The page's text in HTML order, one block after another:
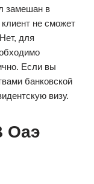
замешан в
не сможет
для
Если вы
банковской
визу.
Оаэ